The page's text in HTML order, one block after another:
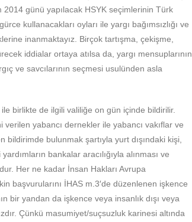
günü yapılacak HSYK seçimlerinin Türk
kullanacakları oyları ile yargı bağımsızlığı ve
inanmaktayız. Birçok tartışma, çekişme,
iddialar ortaya atılsa da, yargı mensuplarının
ve savcılarının seçmesi usulünden asla
birlikte de ilgili valiliğe on gün içinde bildirilir.
yabancı dernekler ile yabancı vakıflar ve
bulunmak şartıyla yurt dışındaki kişi,
bankalar aracılığıyla alınması ve
Her ne kadar İnsan Hakları Avrupa
başvurularını İHAS m.3′de düzenlenen işkence
bir yandan da işkence veya insanlık dışı veya
Çünkü masumiyet/suçsuzluk karinesi altında